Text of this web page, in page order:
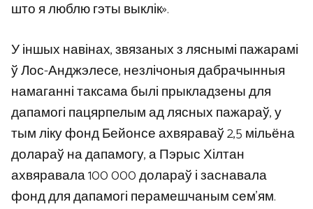
што я люблю гэты выклік».
У іншых навінах, звязаных з ляснымі пажарамі
ў Лос-Анджэлесе, незлічоныя дабрачынныя
намаганні таксама былі прыкладзены для
дапамогі пацярпелым ад лясных пажараў, у
тым ліку фонд Бейонсе ахвяраваў 2,5 мільёна
долараў на дапамогу, а Пэрыс Хілтан
ахвяравала 100 000 долараў і заснавала
фонд для дапамогі перамешчаным сем’ям.